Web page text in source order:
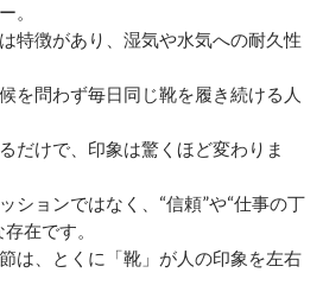
。
特徴があり、湿気や水気への耐久性
を問わず毎日同じ靴を履き続ける人
だけで、印象は驚くほど変わりま
ションではなく、“信頼”や“仕事の丁
在です。
は、とくに「靴」が人の印象を左右